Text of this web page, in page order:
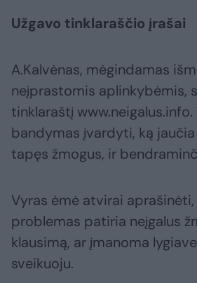
Užgavo tinklaraščio įrašai
A.Kalvėnas, mėgindamas
neįprastomis aplinkybėmis,
tinklaraštį www.neigalus.info.
bandymas įvardyti, ką
tapęs žmogus, ir
Vyras ėmė atvirai aprašinėti,
problemas patiria neįgalus
klausimą, ar įmanoma
sveikuoju.